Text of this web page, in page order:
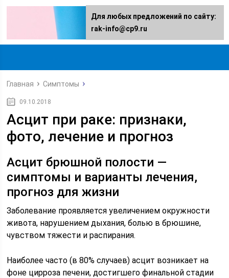
Главная Симптомы
09.10.2018
Асцит при раке: признаки,
фото, лечение и прогноз
Асцит брюшной полости —
симптомы и варианты лечения,
прогноз для жизни
Заболевание проявляется увеличением окружности
живота, нарушением дыхания, болью в брюшине,
чувством тяжести и распирания.
Наиболее часто (в 80% случаев) асцит возникает на
фоне цирроза печени, достигшего финальной стадии
Для любых предложений по сайту:
rak-info@cp9.ru